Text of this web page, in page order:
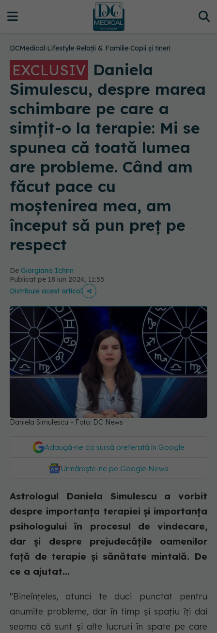
DCMedical›Lifestyle›Relații & Familie›Copii și tineri
EXCLUSIV Daniela
Simulescu, despre marea
schimbare pe care a
simțit-o la terapie: Mi se
spunea că toată lumea
are probleme. Când am
făcut pace cu
moștenirea mea, am
început să pun preț pe
respect
De Giorgiana Ichim
Publicat pe 18 iun 2024, 11:55
Distribuie acest articol
Daniela Simulescu - Foto: DC News
Adaugă-ne ca sursă preferată în Google
Urmărește-ne pe Google News
Astrologul Daniela Simulescu a vorbit
despre importanța terapiei și importanța
psihologului în procesul de vindecare,
dar și despre prejudecățile oamenilor
față de terapie și sănătate mintală. De
ce a ajutat...
"Bineînțeles, atunci te duci punctat pentru
anumite probleme, dar în timp și spațiu îți dai
seama că sunt și alte lucruri în spate pe care